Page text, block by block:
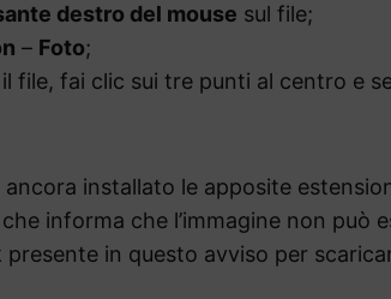
destro del mouse sul file;
– Foto;
file, fai clic sui tre punti al centro e
ancora installato le apposite
informa che l’immagine non può
presente in questo avviso per